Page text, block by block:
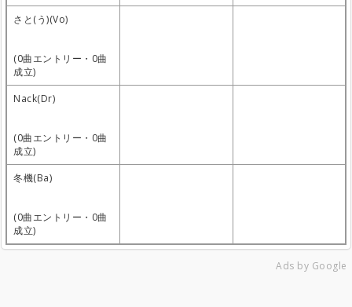
さと(う)(Vo)
(0曲エントリー・0曲
成立)
Nack(Dr)
(0曲エントリー・0曲
成立)
冬機(Ba)
(0曲エントリー・0曲
成立)
Ads by Google